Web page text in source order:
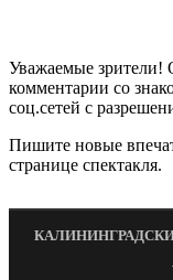
Уважаемые зрители!
комментарии со
соц.сетей с
Пишите новые
странице спектакля.